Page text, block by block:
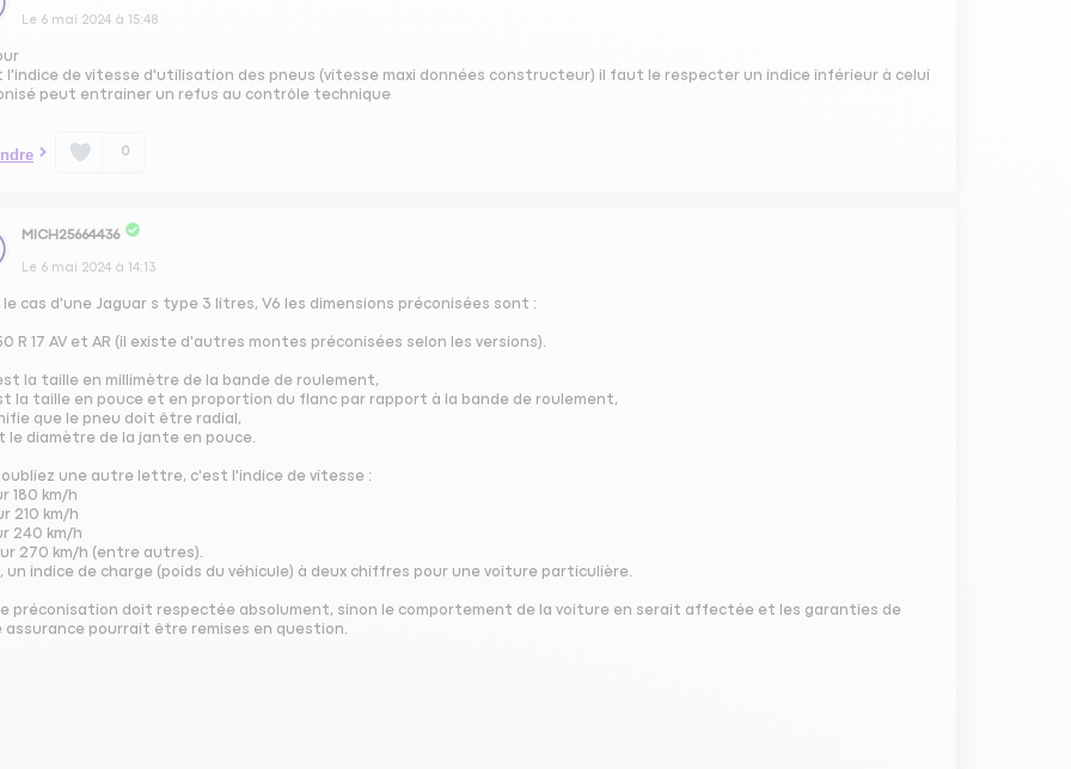
Le 6 mai 2024 à 15:48
l'indice de vitesse d'utilisation des pneus (vitesse maxi données constructeur) il faut le respecter un indice inférieur à celui
peut entrainer un refus au contrôle technique
0
MICH25664436
Le 6 mai 2024 à 14:13
le cas d'une Jaguar s type 3 litres, V6 les dimensions préconisées sont :
R 17 AV et AR (il existe d'autres montes préconisées selon les versions).
la taille en millimètre de la bande de roulement,
la taille en pouce et en proportion du flanc par rapport à la bande de roulement,
que le pneu doit être radial,
le diamètre de la jante en pouce.
oubliez une autre lettre, c'est l'indice de vitesse :
180 km/h
210 km/h
240 km/h
270 km/h (entre autres).
un indice de charge (poids du véhicule) à deux chiffres pour une voiture particulière.
préconisation doit respectée absolument, sinon le comportement de la voiture en serait affectée et les garanties de
assurance pourrait être remises en question.